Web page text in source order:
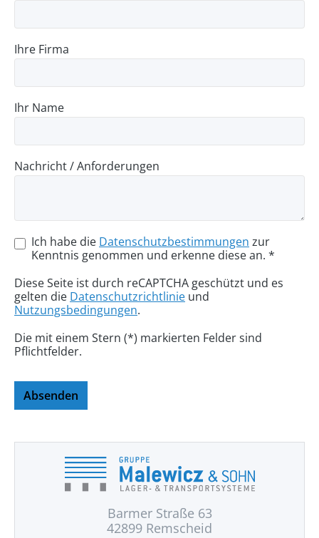
Ihre Firma
Ihr Name
Nachricht / Anforderungen
Ich habe die Datenschutzbestimmungen zur
Kenntnis genommen und erkenne diese an. *
Diese Seite ist durch reCAPTCHA geschützt und es
gelten die Datenschutzrichtlinie und
Nutzungsbedingungen.
Die mit einem Stern (*) markierten Felder sind
Pflichtfelder.
Absenden
Barmer Straße 63
42899 Remscheid